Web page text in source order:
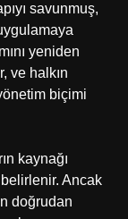
savunmuş,
yeniden
ve halkın
biçimi
kaynağı
Ancak
doğrudan